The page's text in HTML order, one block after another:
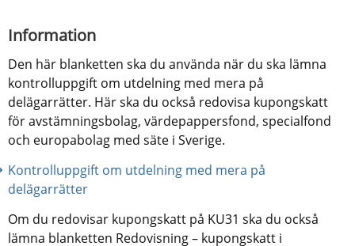
Information
Den här blanketten ska du använda när du ska lämna
kontrolluppgift om utdelning med mera på
delägarrätter. Här ska du också redovisa kupongskatt
för avstämningsbolag, värdepappersfond, specialfond
och europabolag med säte i Sverige.
Kontrolluppgift om utdelning med mera på
delägarrätter
Om du redovisar kupongskatt på KU31 ska du också
lämna blanketten Redovisning – kupongskatt i